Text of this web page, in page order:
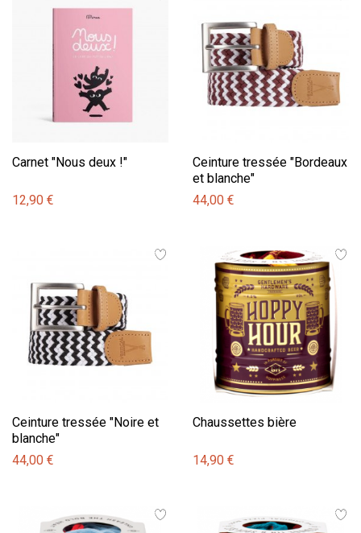
Carnet "Nous deux !"
12,90 €
Ceinture tressée "Bordeaux
et blanche"
44,00 €
Ceinture tressée "Noire et
blanche"
44,00 €
Chaussettes bière
14,90 €